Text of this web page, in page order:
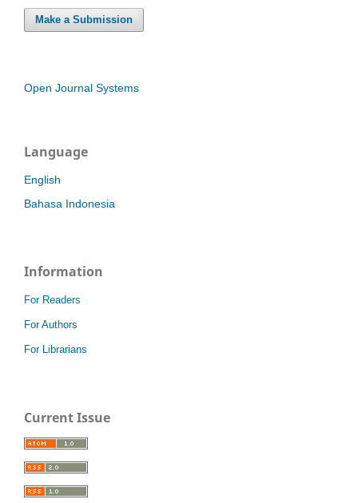
Make a Submission
Open Journal Systems
Language
English
Bahasa Indonesia
Information
For Readers
For Authors
For Librarians
Current Issue